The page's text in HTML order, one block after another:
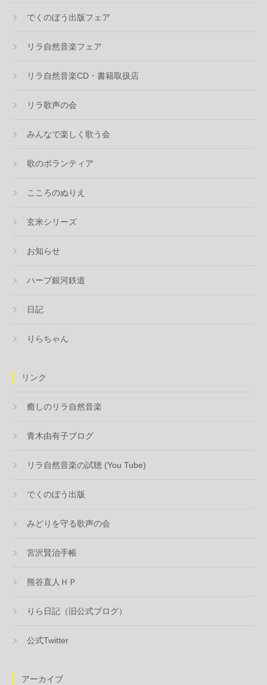
でくのぼう出版フェア
リラ自然音楽フェア
リラ自然音楽CD・書籍取扱店
リラ歌声の会
みんなで楽しく歌う会
歌のボランティア
こころのぬりえ
玄米シリーズ
お知らせ
ハーブ銀河鉄道
日記
りらちゃん
リンク
癒しのリラ自然音楽
青木由有子ブログ
リラ自然音楽の試聴 (You Tube)
でくのぼう出版
みどりを守る歌声の会
宮沢賢治手帳
熊谷直人ＨＰ
りら日記（旧公式ブログ）
公式Twitter
アーカイブ